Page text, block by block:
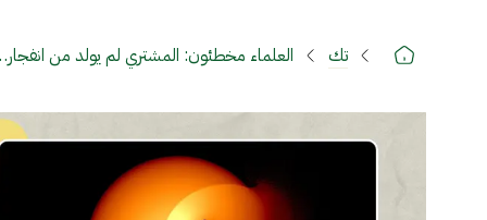
تك العلماء مخطئون: المشتري لم يولد من